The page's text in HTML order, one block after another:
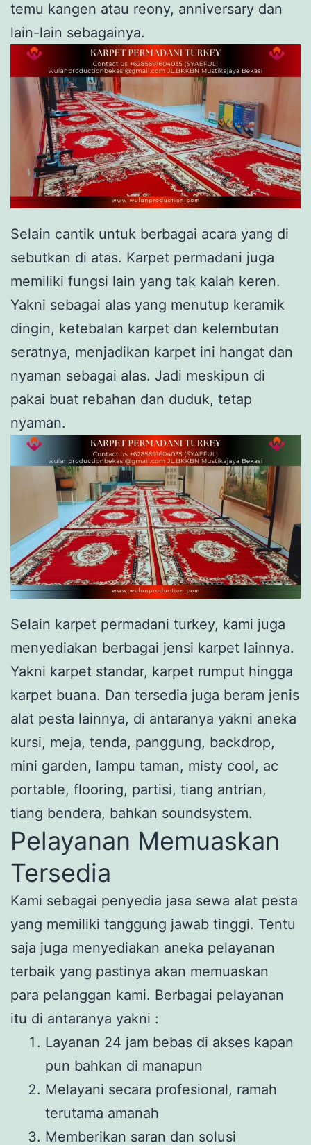
temu kangen atau reony, anniversary dan
lain-lain sebagainya.
Selain cantik untuk berbagai acara yang di
sebutkan di atas. Karpet permadani juga
memiliki fungsi lain yang tak kalah keren.
Yakni sebagai alas yang menutup keramik
dingin, ketebalan karpet dan kelembutan
seratnya, menjadikan karpet ini hangat dan
nyaman sebagai alas. Jadi meskipun di
pakai buat rebahan dan duduk, tetap
nyaman.
Selain karpet permadani turkey, kami juga
menyediakan berbagai jensi karpet lainnya.
Yakni karpet standar, karpet rumput hingga
karpet buana. Dan tersedia juga beram jenis
alat pesta lainnya, di antaranya yakni aneka
kursi, meja, tenda, panggung, backdrop,
mini garden, lampu taman, misty cool, ac
portable, flooring, partisi, tiang antrian,
tiang bendera, bahkan soundsystem.
Pelayanan Memuaskan
Tersedia
Kami sebagai penyedia jasa sewa alat pesta
yang memiliki tanggung jawab tinggi. Tentu
saja juga menyediakan aneka pelayanan
terbaik yang pastinya akan memuaskan
para pelanggan kami. Berbagai pelayanan
itu di antaranya yakni :
Layanan 24 jam bebas di akses kapan
pun bahkan di manapun
Melayani secara profesional, ramah
terutama amanah
Memberikan saran dan solusi